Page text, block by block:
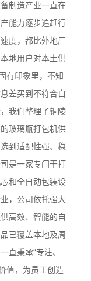
制造产业一直在
能力逐步追赶行
度，都比外地厂
地用户对本土供
有印象里，不知
差买到不符合自
我们整理了铜陵
玻璃瓶打包机供
到适配性强、稳
是一家专门干打
和全自动包装设
，公司依托强大
高效、智能的自
已覆盖本地及周
直秉承“专注、
值，为员工创造